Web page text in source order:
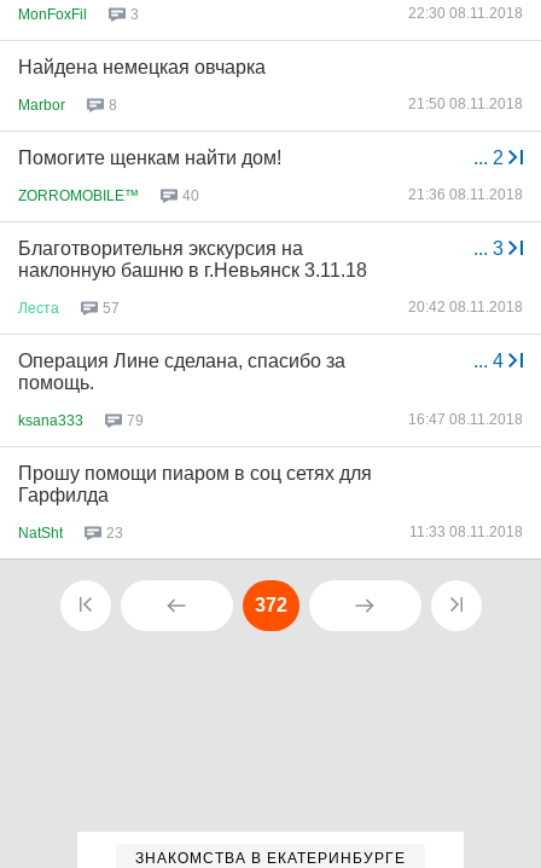
MonFoxFil 3 22:30 08.11.2018
Найдена немецкая овчарка
Marbor 8 21:50 08.11.2018
... 2
Помогите щенкам найти дом!
ZORROMOBILE™ 40 21:36 08.11.2018
... 3
Благотворительня экскурсия на
наклонную башню в г.Невьянск 3.11.18
Леста 57 20:42 08.11.2018
... 4
Операция Лине сделана, спасибо за
помощь.
ksana333 79 16:47 08.11.2018
Прошу помощи пиаром в соц сетях для
Гарфилда
NatSht 23 11:33 08.11.2018
372
ЗНАКОМСТВА В ЕКАТЕРИНБУРГЕ